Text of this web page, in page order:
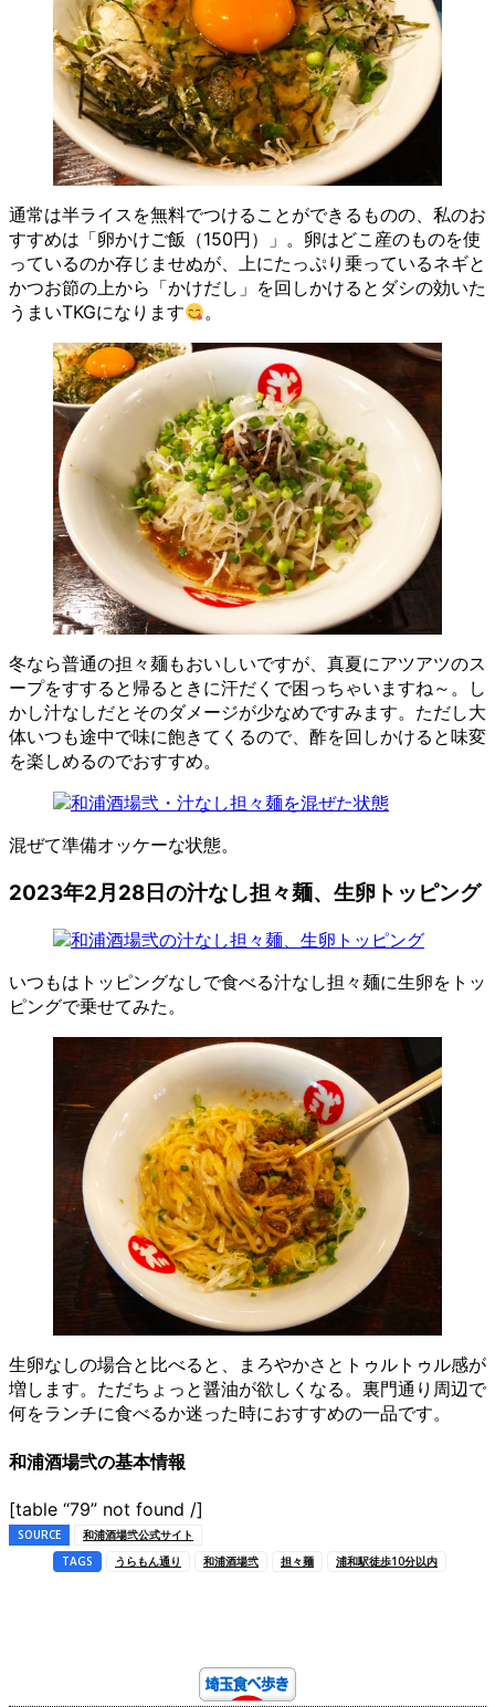
通常は半ライスを無料でつけることができるものの、私のお
すすめは「卵かけご飯（150円）」。卵はどこ産のものを使
っているのか存じませぬが、上にたっぷり乗っているネギと
かつお節の上から「かけだし」を回しかけるとダシの効いた
うまいTKGになります
。
冬なら普通の担々麺もおいしいですが、真夏にアツアツのス
ープをすすると帰るときに汗だくで困っちゃいますね～。し
かし汁なしだとそのダメージが少なめですみます。ただし大
体いつも途中で味に飽きてくるので、酢を回しかけると味変
を楽しめるのでおすすめ。
混ぜて準備オッケーな状態。
2023年2月28日の汁なし担々麺、生卵トッピング
いつもはトッピングなしで食べる汁なし担々麺に生卵をトッ
ピングで乗せてみた。
生卵なしの場合と比べると、まろやかさとトゥルトゥル感が
増します。ただちょっと醤油が欲しくなる。裏門通り周辺で
何をランチに食べるか迷った時におすすめの一品です。
和浦酒場弐の基本情報
[table “79” not found /]
SOURCE
和浦酒場弐公式サイト
TAGS
うらもん通り 和浦酒場弐 担々麺 浦和駅徒歩10分以内